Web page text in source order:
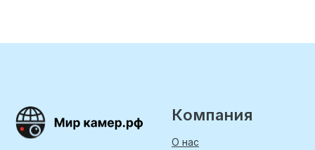
Компания
О нас